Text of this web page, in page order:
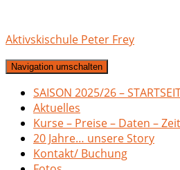
Aktivskischule Peter Frey
Navigation umschalten
SAISON 2025/26 –
Aktuelles
Kurse – Preise – Daten –
20 Jahre… unsere Story
Kontakt/ Buchung